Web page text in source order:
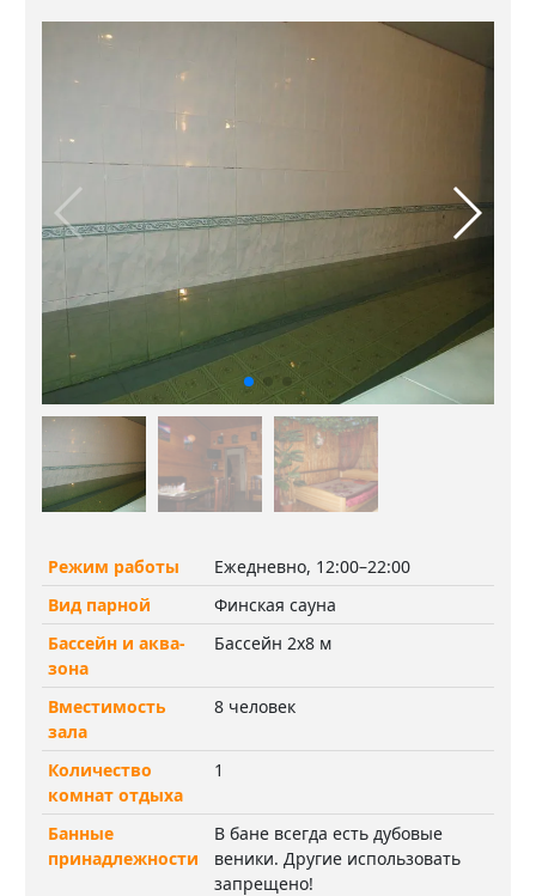
Режим работы
Ежедневно, 12:00–22:00
Вид парной
Финская сауна
Бассейн и аква-
зона
Бассейн 2х8 м
Вместимость
зала
8 человек
Количество
комнат отдыха
1
Банные
принадлежности
В бане всегда есть дубовые
веники. Другие использовать
запрещено!